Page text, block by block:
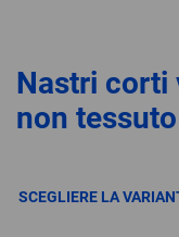
Nastri corti
non tessuto
SCEGLIERE LA